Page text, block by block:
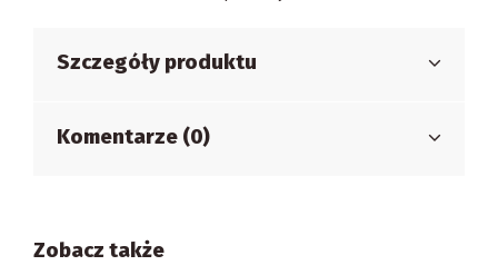
Szczegóły produktu
Komentarze (0)
Zobacz także